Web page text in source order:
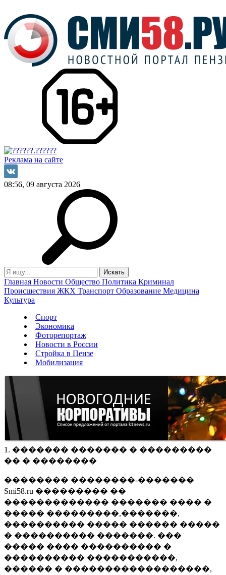
Реклама на сайте
08:56, 09 августа 2026
Главная Новости Общество Политика Криминал
Происшествия ЖКХ Транспорт Образование Медицина
Культура
Спорт
Экономика
Фоторепортаж
Новости в России
Стройка в Пензе
Мобилизация
1. ������� ������� � ���������
�� � ��������
�������� ��������-�������
Smi58.ru ��������� ��
������������� ������� ���� �
����� ���������,�������,
���������� ����� ������ �����
� ���������� �������. ���
����� ���� ���������� �
���������� �����������,
������ � ������������������,